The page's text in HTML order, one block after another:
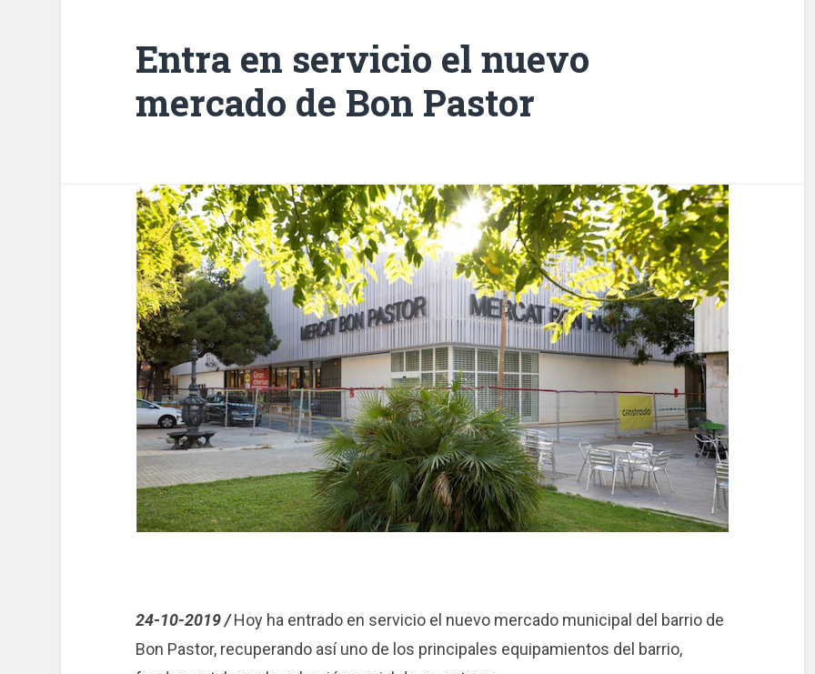
Entra en servicio el nuevo
mercado de Bon Pastor
24-10-2019 /Hoy ha entrado en servicio el nuevo mercado municipal del barrio de
Bon Pastor, recuperando así uno de los principales equipamientos del barrio,